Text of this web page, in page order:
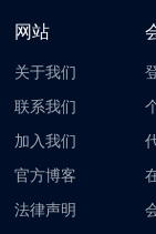
网站
关于我们
联系我们
加入我们
官方博客
法律声明